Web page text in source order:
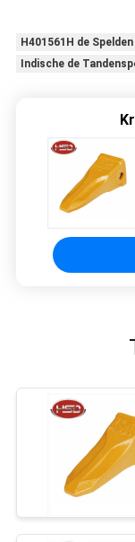
H401561H de
Indische de